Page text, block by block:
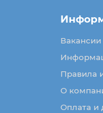
Вакансии
Правила
О
Оплата и